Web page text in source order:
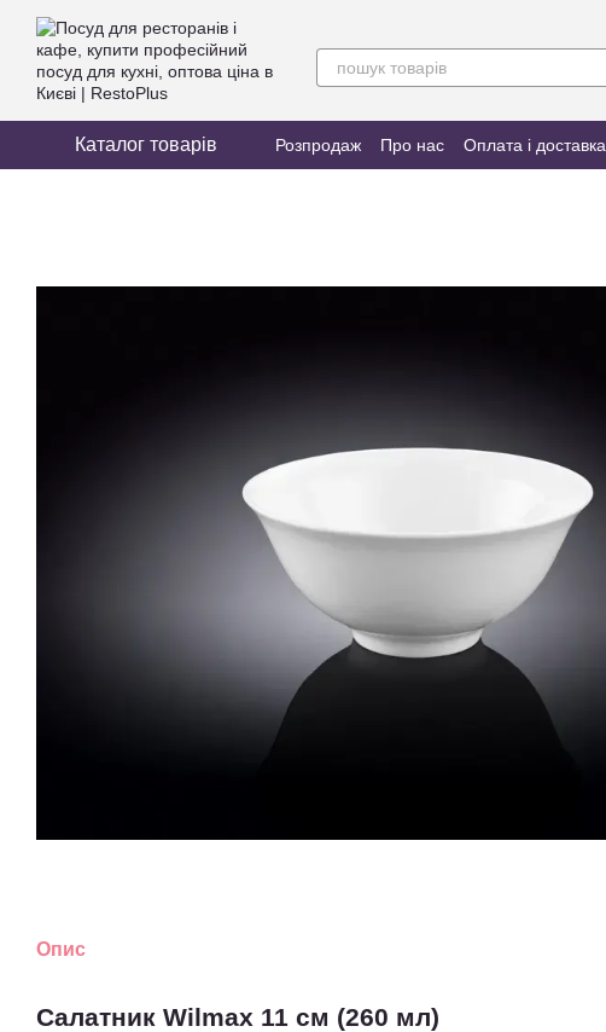
Перейти до основного контенту
Каталог товарів Розпродаж Про нас Оплата і доставка
Опис
Салатник Wilmax 11 см (260 мл)